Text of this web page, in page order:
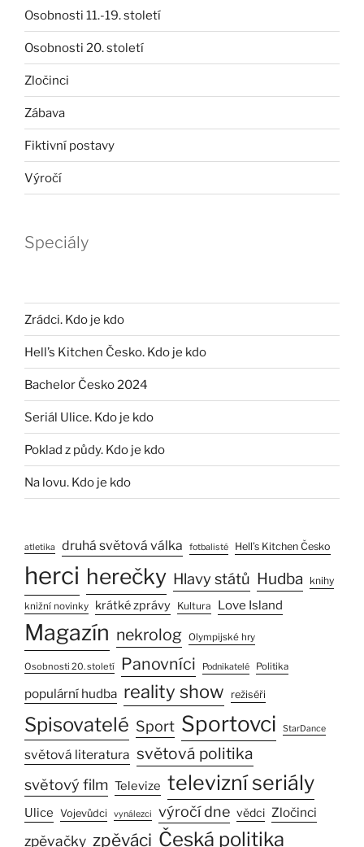
Osobnosti 11.-19. století
Osobnosti 20. století
Zločinci
Zábava
Fiktivní postavy
Výročí
Speciály
Zrádci. Kdo je kdo
Hell’s Kitchen Česko. Kdo je kdo
Bachelor Česko 2024
Seriál Ulice. Kdo je kdo
Poklad z půdy. Kdo je kdo
Na lovu. Kdo je kdo
atletika druhá světová válka fotbalisté Hell’s Kitchen Česko
herci herečky Hlavy států Hudba knihy
knižní novinky krátké zprávy Kultura Love Island
Magazín nekrolog Olympijské hry
Osobnosti 20. století Panovníci Podnikatelé Politika
populární hudba reality show režiséři
Spisovatelé Sport Sportovci StarDance
světová literatura světová politika
světový film Televize televizní seriály
Ulice Vojevůdci vynálezci výročí dne vědci Zločinci
zpěvačky zpěváci Česká politika